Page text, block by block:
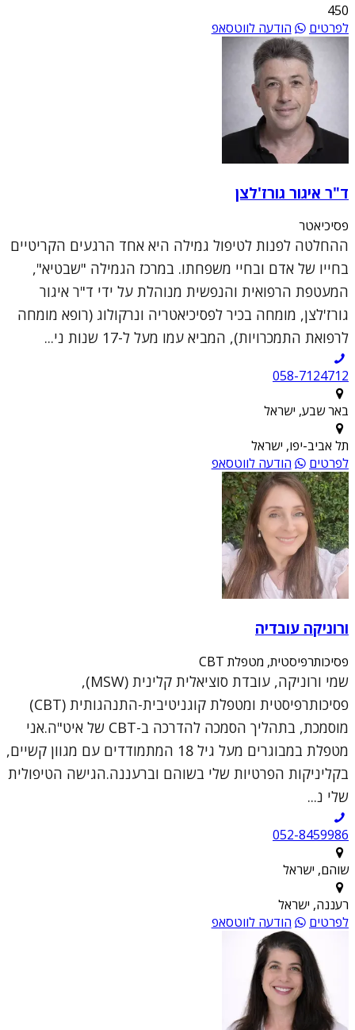
450
לפרטים
הודעה לווטסאפ
ד"ר איגור גורז'לצן
פסיכיאטר
ההחלטה לפנות לטיפול גמילה היא אחד הרגעים הקריטיים
בחייו של אדם ובחיי משפחתו. במרכז הגמילה "שבטיא",
המעטפת הרפואית והנפשית מנוהלת על ידי ד"ר איגור
גורז'לצן, מומחה בכיר לפסיכיאטריה ונרקולוג (רופא מומחה
לרפואת התמכרויות), המביא עמו מעל ל-17 שנות ני...
058-7124712
באר שבע, ישראל
תל אביב-יפו, ישראל
לפרטים
הודעה לווטסאפ
ורוניקה עובדיה
פסיכותרפיסטית, מטפלת CBT
שמי ורוניקה, עובדת סוציאלית קלינית (MSW),
פסיכותרפיסטית ומטפלת קוגניטיבית-התנהגותית (CBT)
מוסמכת, בתהליך הסמכה להדרכה ב-CBT של איט"ה.אני
מטפלת במבוגרים מעל גיל 18 המתמודדים עם מגוון קשיים,
בקליניקות הפרטיות שלי בשוהם וברעננה.הגישה הטיפולית
שלי נ...
052-8459986
שוהם, ישראל
רעננה, ישראל
לפרטים
הודעה לווטסאפ